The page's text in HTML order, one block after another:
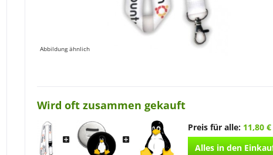
Abbildung ähnlich
Wird oft zusammen gekauft
Preis für alle: 11,80 €
Alles in den